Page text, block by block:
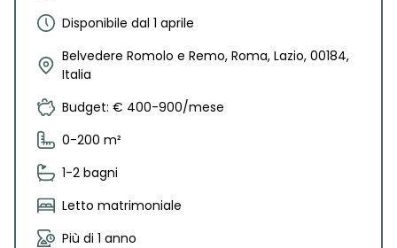
Disponibile dal 1 aprile
Belvedere Romolo e Remo, Roma, Lazio, 00184,
Italia
Budget: € 400-900/mese
0-200 m²
1-2 bagni
Letto matrimoniale
Più di 1 anno